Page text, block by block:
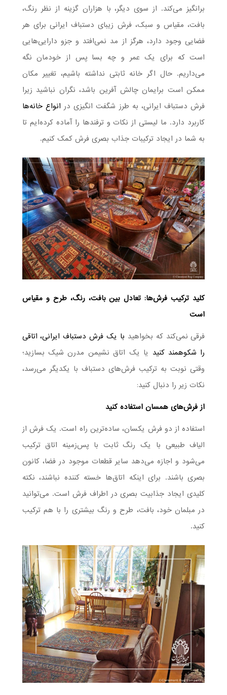
برانگیز می‌کند. از سوی دیگر، با هزاران گزینه از نظر رنگ،
بافت، مقیاس و سبک، فرش زیبای دستباف ایرانی برای هر
فضایی وجود دارد، هرگز از مد نمی‌افتد و جزو دارایی‌هایی
است که برای یک عمر و چه بسا پس از خودمان نگه
می‌داریم. حال اگر خانه ثابتی نداشته باشیم، تغییر مکان
ممکن است برایمان چالش آفرین باشد، نگران نباشید زیرا
فرش دستباف ایرانی، به طرز شگفت انگیزی در انواع خانه‌ها
کاربرد دارد. ما لیستی از نکات و ترفندها را آماده کرده‌ایم تا
به شما در ایجاد ترکیبات جذاب بصری فرش کمک کنیم.
کلید ترکیب فرش‌ها: تعادل بین بافت، رنگ، طرح و مقیاس
است
فرقی نمی‌کند که بخواهید با یک فرش دستباف ایرانی، اتاقی
را شکوهمند کنید یا یک اتاق نشیمن مدرن شیک بسازید؛
وقتی نوبت به ترکیب فرش‌های دستباف با یکدیگر می‌رسد،
نکات زیر را دنبال کنید:
از فرش‌های همسان استفاده کنید
استفاده از دو فرش یکسان، ساده‌ترین راه است. یک فرش از
الیاف طبیعی با یک رنگ ثابت با پس‌زمینه اتاق ترکیب
می‌شود و اجازه می‌دهد سایر قطعات موجود در فضا، کانون
بصری باشند. برای اینکه اتاق‌ها خسته کننده نباشند، نکته
کلیدی ایجاد جذابیت بصری در اطراف فرش است. می‌توانید
در مبلمان خود، بافت، طرح و رنگ بیشتری را با هم ترکیب
کنید.